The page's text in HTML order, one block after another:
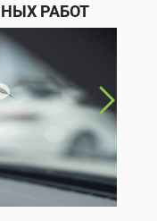
РАБОТ